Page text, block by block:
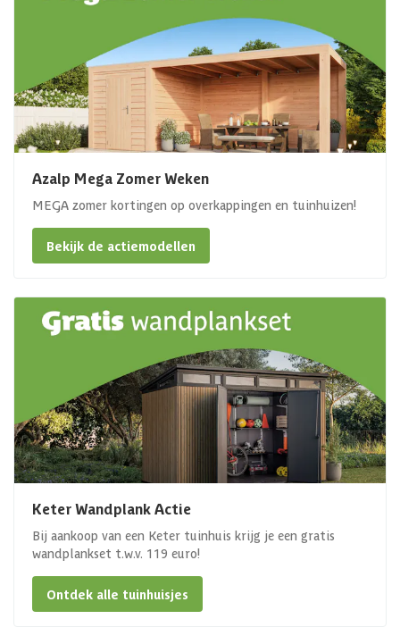
Azalp Mega Zomer Weken
MEGA zomer kortingen op overkappingen en tuinhuizen!
Bekijk de actiemodellen
Keter Wandplank Actie
Bij aankoop van een Keter tuinhuis krijg je een gratis
wandplankset t.w.v. 119 euro!
Ontdek alle tuinhuisjes